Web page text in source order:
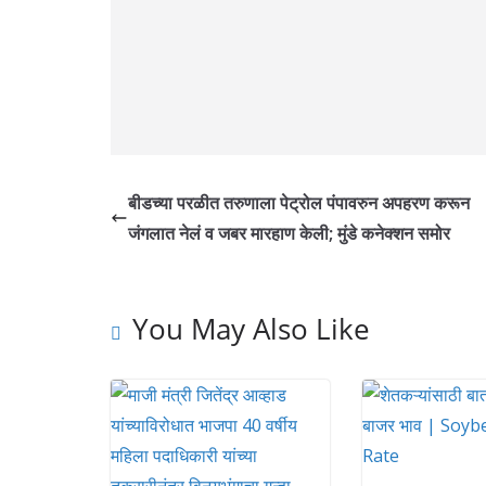
बीडच्या परळीत तरुणाला पेट्रोल पंपावरुन अपहरण करून
जंगलात नेलं व जबर मारहाण केली; मुंडे कनेक्शन समोर
You May Also Like